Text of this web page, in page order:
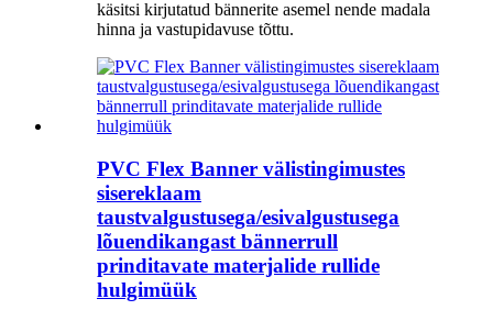
käsitsi kirjutatud bännerite asemel nende madala
hinna ja vastupidavuse tõttu.
PVC Flex Banner välistingimustes
sisereklaam
taustvalgustusega/esivalgustusega
lõuendikangast bännerrull
prinditavate materjalide rullide
hulgimüük